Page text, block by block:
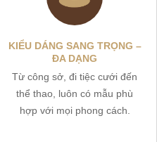
KIỂU DÁNG SANG TRỌNG –
ĐA DẠNG
Từ công sở, đi tiệc cưới đến
thể thao, luôn có mẫu phù
hợp với mọi phong cách.